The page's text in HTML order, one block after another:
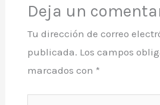
Deja un
Tu dirección de correo
publicada. Los campos
marcados con *